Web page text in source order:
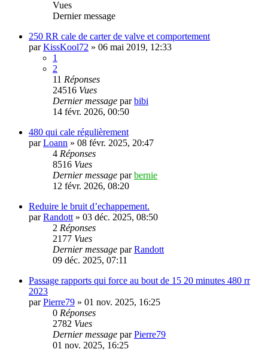
Vues
Dernier message
250 RR cale de carter de valve et comportement
parKissKool72 » 06 mai 2019, 12:33
1
2
11 Réponses
24516 Vues
Dernier message parbibi
14 févr. 2026, 00:50
480 qui cale régulièrement
parLoann » 08 févr. 2025, 20:47
4 Réponses
8516 Vues
Dernier message parbernie
12 févr. 2026, 08:20
Reduire le bruit d’echappement.
parRandott » 03 déc. 2025, 08:50
2 Réponses
2177 Vues
Dernier message parRandott
09 déc. 2025, 07:11
Passage rapports qui force au bout de 15 20 minutes 480 rr
2023
parPierre79 » 01 nov. 2025, 16:25
0 Réponses
2782 Vues
Dernier message parPierre79
01 nov. 2025, 16:25